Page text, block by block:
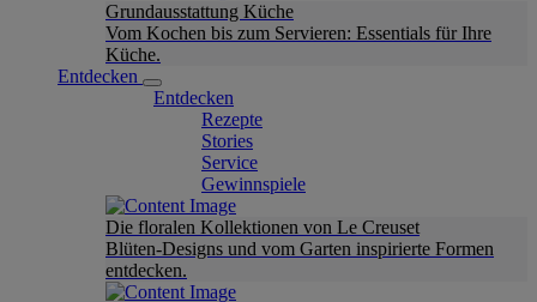
Grundausstattung Küche
Vom Kochen bis zum Servieren: Essentials für Ihre
Küche.
Entdecken
Entdecken
Rezepte
Stories
Service
Gewinnspiele
Die floralen Kollektionen von Le Creuset
Blüten-Designs und vom Garten inspirierte Formen
entdecken.